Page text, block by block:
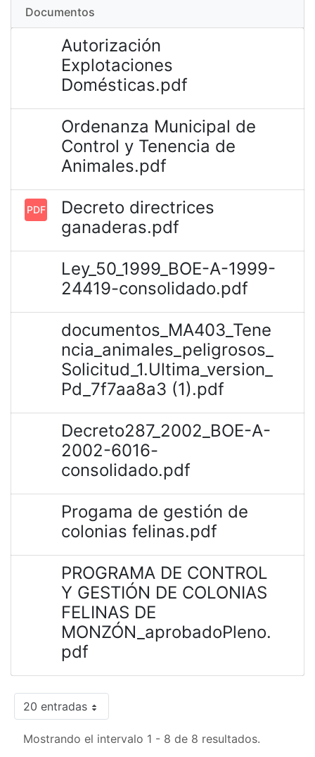
Documentos
Autorización
Explotaciones
Domésticas.pdf
Ordenanza Municipal de
Control y Tenencia de
Animales.pdf
PDF
Decreto directrices
ganaderas.pdf
Ley_50_1999_BOE-A-1999-
24419-consolidado.pdf
documentos_MA403_Tene
ncia_animales_peligrosos_
Solicitud_1.Ultima_version_
Pd_7f7aa8a3 (1).pdf
Decreto287_2002_BOE-A-
2002-6016-
consolidado.pdf
Progama de gestión de
colonias felinas.pdf
PROGRAMA DE CONTROL
Y GESTIÓN DE COLONIAS
FELINAS DE
MONZÓN_aprobadoPleno.
pdf
20 entradas
Mostrando el intervalo 1 - 8 de 8 resultados.